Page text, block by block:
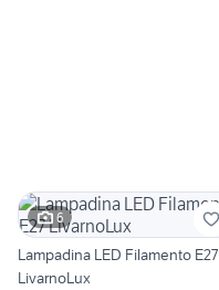
6
Lampadina LED Filamento E27
LivarnoLux